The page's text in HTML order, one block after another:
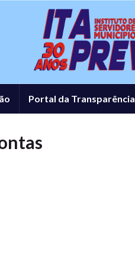
Portal da Transparência